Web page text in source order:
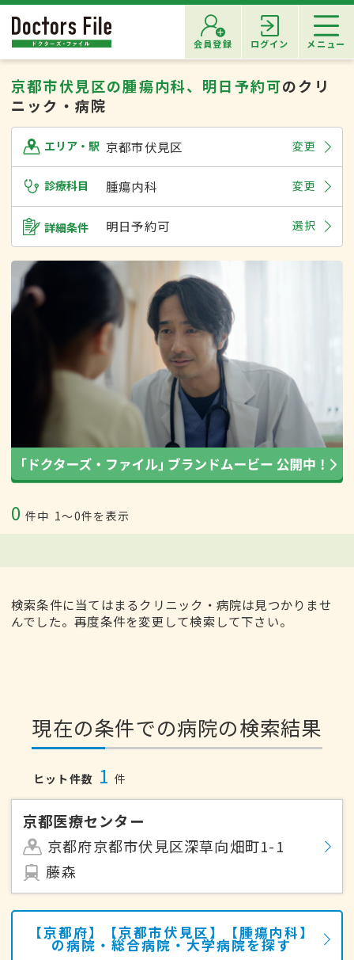
会員登録 ログイン メニュー
京都市伏見区の腫瘍内科、明日予約可のクリ
ニック・病院
エリア・駅 京都市伏見区 変更
診療科目 腫瘍内科 変更
詳細条件 明日予約可 選択
0 件中 1〜0件を表示
検索条件に当てはまるクリニック・病院は見つかりませ
んでした。再度条件を変更して検索して下さい。
現在の条件での病院の検索結果
ヒット件数 1 件
京都医療センター
京都府京都市伏見区深草向畑町1-1
藤森
【京都府】【京都市伏見区】【腫瘍内科】
の病院・総合病院・大学病院を探す